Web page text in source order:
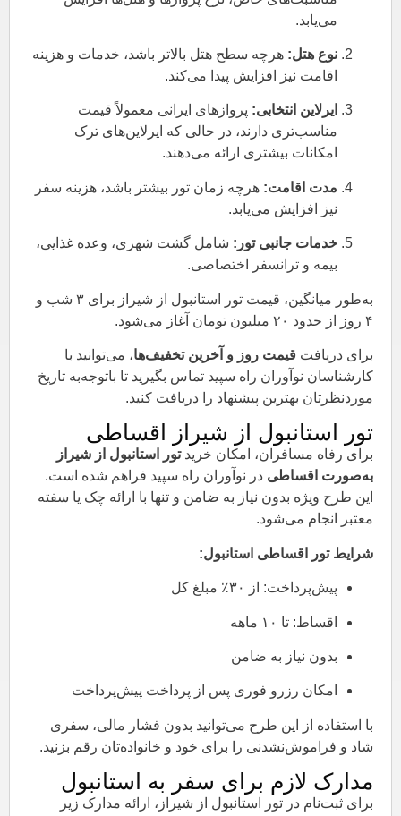
می‌یابد.
نوع هتل: هرچه سطح هتل بالاتر باشد، خدمات و هزینه
اقامت نیز افزایش پیدا می‌کند.
ایرلاین انتخابی: پروازهای ایرانی معمولاً قیمت
مناسب‌تری دارند، در حالی که ایرلاین‌های ترک
امکانات بیشتری ارائه می‌دهند.
مدت اقامت: هرچه زمان تور بیشتر باشد، هزینه سفر
نیز افزایش می‌یابد.
خدمات جانبی تور: شامل گشت شهری، وعده غذایی،
بیمه و ترانسفر اختصاصی.
به‌طور میانگین، قیمت تور استانبول از شیراز برای ۳ شب و
۴ روز از حدود ۲۰ میلیون تومان آغاز می‌شود.
برای دریافت قیمت روز و آخرین تخفیف‌ها، می‌توانید با
کارشناسان نوآوران راه سپید تماس بگیرید تا باتوجه‌به تاریخ
موردنظرتان بهترین پیشنهاد را دریافت کنید.
تور استانبول از شیراز اقساطی
برای رفاه مسافران، امکان خریدتور استانبول از شیراز
به‌صورت اقساطی در نوآوران راه سپید فراهم شده است.
این طرح ویژه بدون نیاز به ضامن و تنها با ارائه چک یا سفته
معتبر انجام می‌شود.
شرایط تور اقساطی استانبول:
پیش‌پرداخت: از ۳۰٪ مبلغ کل
اقساط: تا ۱۰ ماهه
بدون نیاز به ضامن
امکان رزرو فوری پس از پرداخت پیش‌پرداخت
با استفاده از این طرح می‌توانید بدون فشار مالی، سفری
شاد و فراموش‌نشدنی را برای خود و خانواده‌تان رقم بزنید.
مدارک لازم برای سفر به استانبول
برای ثبت‌نام در تور استانبول از شیراز، ارائه مدارک زیر